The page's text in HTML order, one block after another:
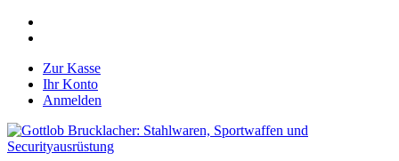
Zur Kasse
Ihr Konto
Anmelden